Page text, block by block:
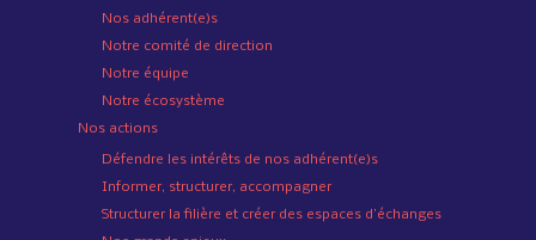
Nos adhérent(e)s
Notre comité de direction
Notre équipe
Notre écosystème
Nos actions
Défendre les intérêts de nos adhérent(e)s
Informer, structurer, accompagner
Structurer la filière et créer des espaces d’échanges